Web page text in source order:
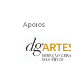
Apoios